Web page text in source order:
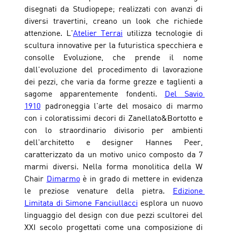
disegnati da Studiopepe; realizzati con avanzi di
diversi travertini, creano un look che richiede
attenzione. L'Atelier Terrai utilizza tecnologie di
scultura innovative per la futuristica specchiera e
consolle Evoluzione, che prende il nome
dall'evoluzione del procedimento di lavorazione
dei pezzi, che varia da forme grezze e taglienti a
sagome apparentemente fondenti. Del Savio
1910 padroneggia l'arte del mosaico di marmo
con i coloratissimi decori di Zanellato&Bortotto e
con lo straordinario divisorio per ambienti
dell'architetto e designer Hannes Peer,
caratterizzato da un motivo unico composto da 7
marmi diversi. Nella forma monolitica della W
Chair Dimarmo è in grado di mettere in evidenza
le preziose venature della pietra. Edizione
Limitata di Simone Fanciullacci esplora un nuovo
linguaggio del design con due pezzi scultorei del
XXI secolo progettati come una composizione di